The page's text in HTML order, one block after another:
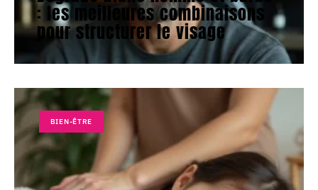
: les meilleures combinaisons
pour structurer le visage
BIEN-ÊTRE